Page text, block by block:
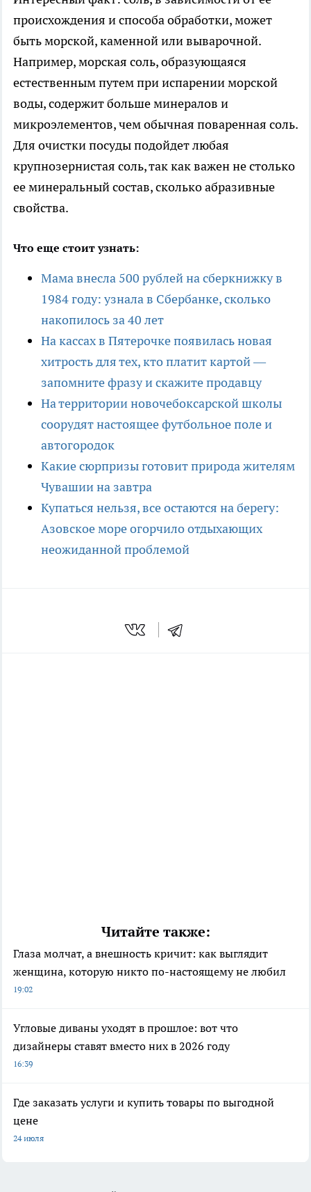
происхождения и способа обработки, может
быть морской, каменной или выварочной.
Например, морская соль, образующаяся
естественным путем при испарении морской
воды, содержит больше минералов и
микроэлементов, чем обычная поваренная соль.
Для очистки посуды подойдет любая
крупнозернистая соль, так как важен не столько
ее минеральный состав, сколько абразивные
свойства.
Что еще стоит узнать:
Мама внесла 500 рублей на сберкнижку в
1984 году: узнала в Сбербанке, сколько
накопилось за 40 лет
На кассах в Пятерочке появилась новая
хитрость для тех, кто платит картой —
запомните фразу и скажите продавцу
На территории новочебоксарской школы
соорудят настоящее футбольное поле и
автогородок
Какие сюрпризы готовит природа жителям
Чувашии на завтра
Купаться нельзя, все остаются на берегу:
Азовское море огорчило отдыхающих
неожиданной проблемой
Читайте также:
Глаза молчат, а внешность кричит: как выглядит
женщина, которую никто по-настоящему не любил
19:02
Угловые диваны уходят в прошлое: вот что
дизайнеры ставят вместо них в 2026 году
16:39
Где заказать услуги и купить товары по выгодной
цене
24 июля